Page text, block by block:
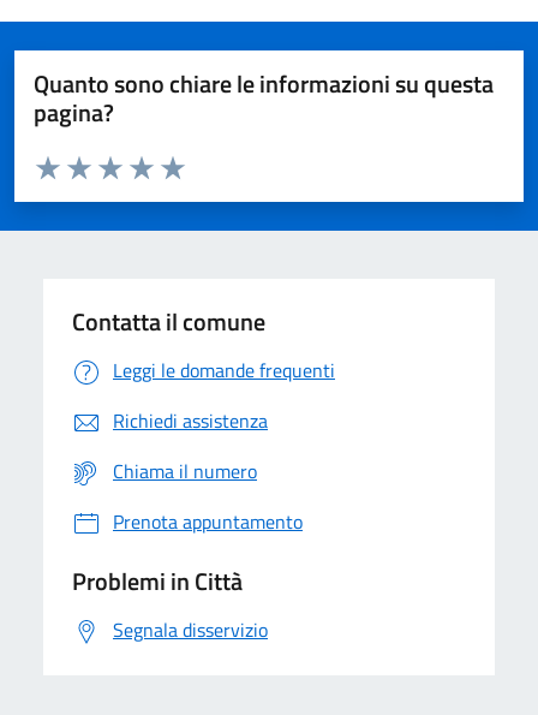
Quanto sono chiare le informazioni su questa
pagina?
Domanda
Valuta da 1 a 5 stelle la pagina
Valuta 5 stelle su 5
Valuta 4 stelle su 5
Valuta 3 stelle su 5
Valuta 2 stelle su 5
Valuta 1 stelle su 5
Contatta il comune
Leggi le domande frequenti
Richiedi assistenza
Chiama il numero
Prenota appuntamento
Problemi in Città
Segnala disservizio